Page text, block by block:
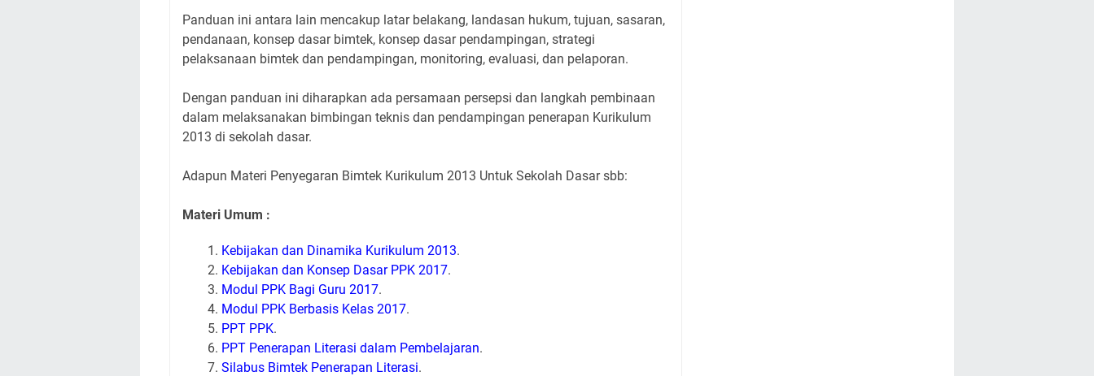
Panduan ini antara lain mencakup latar belakang, landasan hukum, tujuan, sasaran,
pendanaan, konsep dasar bimtek, konsep dasar pendampingan, strategi
pelaksanaan bimtek dan pendampingan, monitoring, evaluasi, dan pelaporan.
Dengan panduan ini diharapkan ada persamaan persepsi dan langkah pembinaan
dalam melaksanakan bimbingan teknis dan pendampingan penerapan Kurikulum
2013 di sekolah dasar.
Adapun Materi Penyegaran Bimtek Kurikulum 2013 Untuk Sekolah Dasar sbb:
Materi Umum :
Kebijakan dan Dinamika Kurikulum 2013.
Kebijakan dan Konsep Dasar PPK 2017.
Modul PPK Bagi Guru 2017.
Modul PPK Berbasis Kelas 2017.
PPT PPK.
PPT Penerapan Literasi dalam Pembelajaran.
Silabus Bimtek Penerapan Literasi.